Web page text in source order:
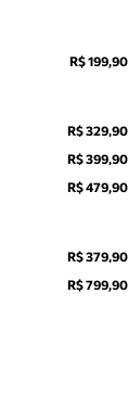
R$ 199,90
R$ 329,90
R$ 399,90
R$ 479,90
R$ 379,90
R$ 799,90